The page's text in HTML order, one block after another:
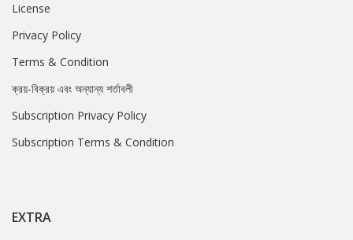
License
Privacy Policy
Terms & Condition
ক্রয়-বিক্রয় এবং অন্যান্য শর্তাবলী
Subscription Privacy Policy
Subscription Terms & Condition
EXTRA